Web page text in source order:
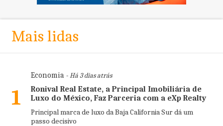
Mais lidas
1
Economia- Há 3 dias atrás
Ronival Real Estate, a Principal Imobiliária de
Luxo do México, Faz Parceria com a eXp Realty
Principal marca de luxo da Baja California Sur dá um
passo decisivo